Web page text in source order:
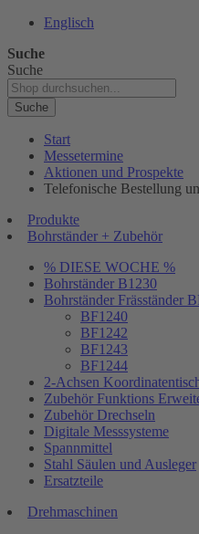
Englisch
Suche
Suche
Suche
Start
Messetermine
Aktionen und Prospekte
Telefonische Bestellung
Produkte
Bohrständer + Zubehör
% DIESE WOCHE %
Bohrständer B1230
Bohrständer Fräsständer
BF1240
BF1242
BF1243
BF1244
2-Achsen
Zubehör Funktions
Zubehör Drechseln
Digitale Messsysteme
Spannmittel
Stahl Säulen und Ausleger
Ersatzteile
Drehmaschinen